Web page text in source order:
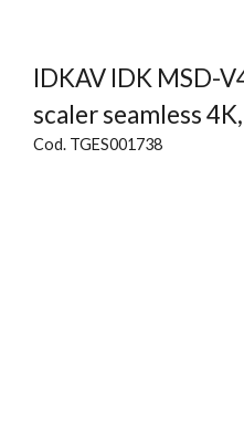
IDKAV IDK MSD-
scaler seamless
Cod. TGES001738